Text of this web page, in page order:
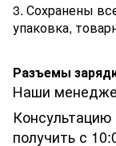
3. Сохранены
упаковка,
Разъемы
Наши
получить с